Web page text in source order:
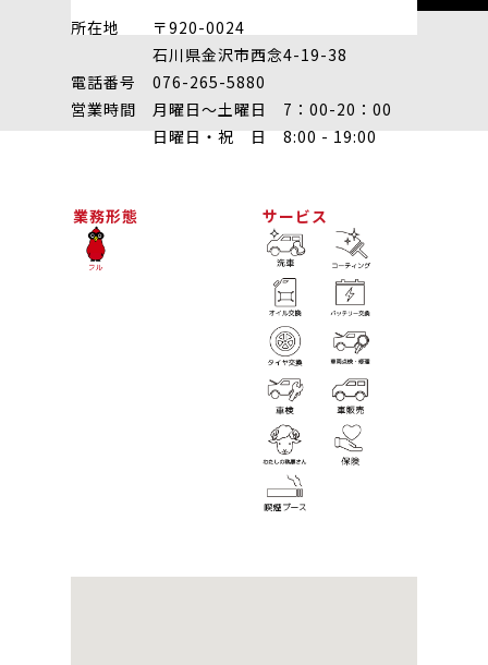
所在地 〒920-0024
石川県金沢市西念4-19-38
電話番号 076-265-5880
営業時間 月曜日～土曜日 7：00-20：00
日曜日・祝 日 8:00 - 19:00
業務形態 サービス